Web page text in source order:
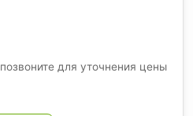
позвоните для уточнения цены